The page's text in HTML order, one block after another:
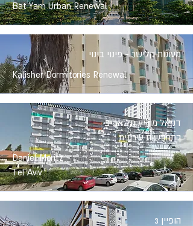
Bat Yam Urban Renewal
מעונות קלישר - פינוי בינוי
Kalisher Dormitories Renewal
דניאל מוריץ תל אביב
התחדשות עירונית
Daniel Moritz
Tel Aviv
הופיין 3